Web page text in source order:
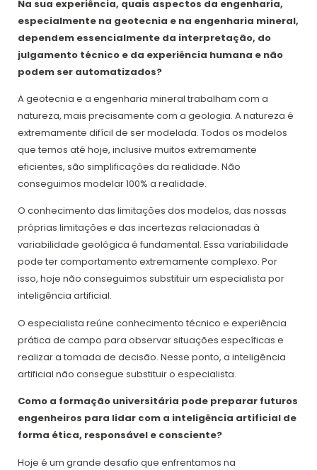
Na sua experiência, quais aspectos da engenharia,
especialmente na geotecnia e na engenharia mineral,
dependem essencialmente da interpretação, do
julgamento técnico e da experiência humana e não
podem ser automatizados?
A geotecnia e a engenharia mineral trabalham com a
natureza, mais precisamente com a geologia. A natureza é
extremamente difícil de ser modelada. Todos os modelos
que temos até hoje, inclusive muitos extremamente
eficientes, são simplificações da realidade. Não
conseguimos modelar 100% a realidade.
O conhecimento das limitações dos modelos, das nossas
próprias limitações e das incertezas relacionadas à
variabilidade geológica é fundamental. Essa variabilidade
pode ter comportamento extremamente complexo. Por
isso, hoje não conseguimos substituir um especialista por
inteligência artificial.
O especialista reúne conhecimento técnico e experiência
prática de campo para observar situações específicas e
realizar a tomada de decisão. Nesse ponto, a inteligência
artificial não consegue substituir o especialista.
Como a formação universitária pode preparar futuros
engenheiros para lidar com a inteligência artificial de
forma ética, responsável e consciente?
Hoje é um grande desafio que enfrentamos na